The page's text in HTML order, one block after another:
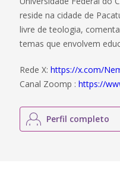
reside na cidade de
livre de teologia,
temas que envolvem
Rede X:https://x.com/
Canal Zoomp :https://
Perfil completo